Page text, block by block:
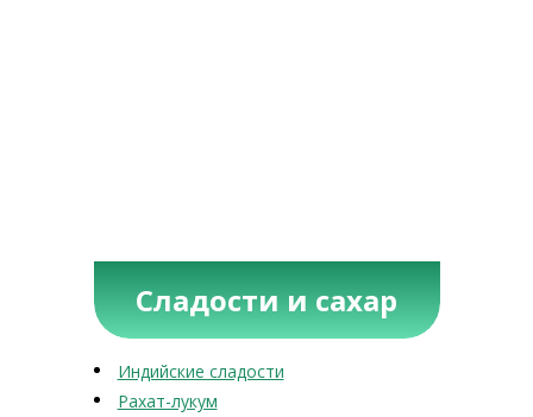
Сладости и сахар
Индийские сладости
Рахат-лукум